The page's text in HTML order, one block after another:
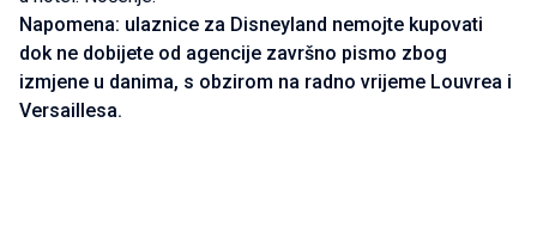
Napomena: ulaznice za Disneyland nemojte kupovati
dok ne dobijete od agencije završno pismo zbog
izmjene u danima, s obzirom na radno vrijeme Louvrea i
Versaillesa.